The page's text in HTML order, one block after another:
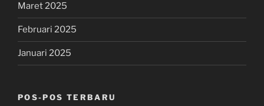
Maret 2025
Februari 2025
Januari 2025
POS-POS TERBARU